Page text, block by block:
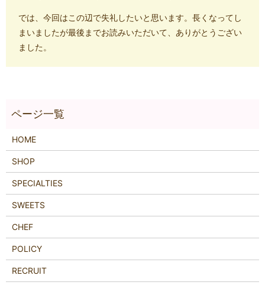
では、今回はこの辺で失礼したいと思います。長くなってし
まいましたが最後までお読みいただいて、ありがとうござい
ました。
HOME
SHOP
SPECIALTIES
SWEETS
CHEF
POLICY
RECRUIT